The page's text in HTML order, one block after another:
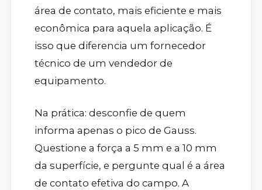
área de contato, mais eficiente e mais
econômica para aquela aplicação. É
isso que diferencia um fornecedor
técnico de um vendedor de
equipamento.
Na prática: desconfie de quem
informa apenas o pico de Gauss.
Questione a força a 5 mm e a 10 mm
da superfície, e pergunte qual é a área
de contato efetiva do campo. A